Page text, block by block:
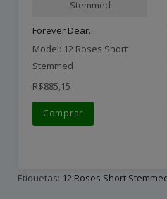
Stemmed
Forever Dear..
Model: 12 Roses Short
Stemmed
R$885,15
Comprar
Etiquetas: 12 Roses Short